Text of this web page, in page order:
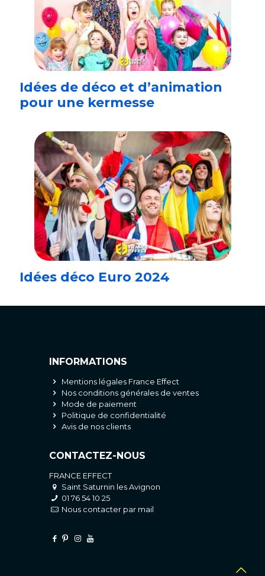
Idées de déco et d’animation
pour une kermesse
Idées déco Euro 2024
INFORMATIONS
Mentions légales France Effect
Nos conditions générales de ventes
Mode de paiement
Politique de confidentialité
Avis de nos clients
CONTACTEZ-NOUS
FRANCE EFFECT
Saint Saturnin les Avignon
01 76 54 10 25
Nous contacter par mail